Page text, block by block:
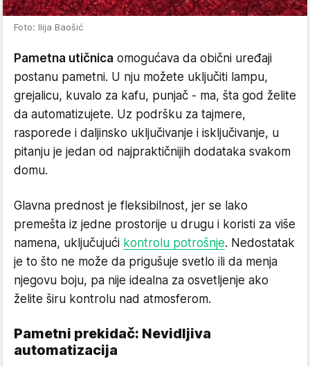
Foto: Ilija Baošić
Pametna utičnica omogućava da obični uređaji
postanu pametni. U nju možete uključiti lampu,
grejalicu, kuvalo za kafu, punjač - ma, šta god želite
da automatizujete. Uz podršku za tajmere,
rasporede i daljinsko uključivanje i isključivanje, u
pitanju je jedan od najpraktičnijih dodataka svakom
domu.
Glavna prednost je fleksibilnost, jer se lako
premešta iz jedne prostorije u drugu i koristi za više
namena, uključujući kontrolu potrošnje. Nedostatak
je to što ne može da prigušuje svetlo ili da menja
njegovu boju, pa nije idealna za osvetljenje ako
želite širu kontrolu nad atmosferom.
Pametni prekidač: Nevidljiva
automatizacija